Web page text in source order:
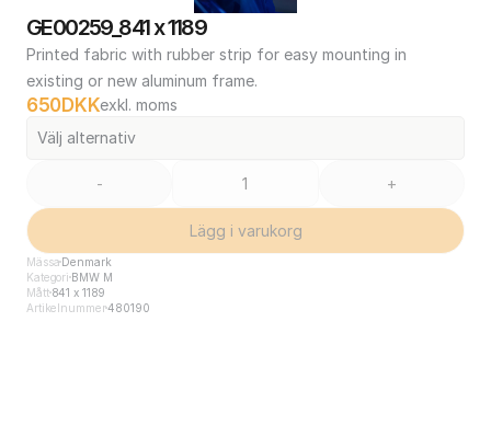
GE00259_841 x 1189
Printed fabric with rubber strip for easy mounting in
existing or new aluminum frame.
650DKKexkl. moms
Välj alternativ
- +
Lägg i varukorg
Mässa Denmark
Kategori BMW M
Mått841 x 1189
Artikelnummer480190